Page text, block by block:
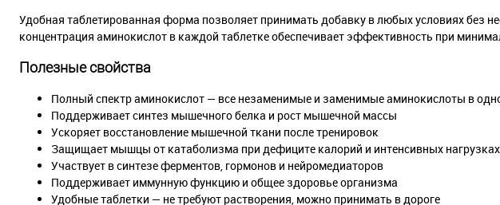
Удобная таблетированная форма позволяет принимать добавку в любых условиях без
концентрация аминокислот в каждой таблетке обеспечивает эффективность при
Полезные свойства
Полный спектр аминокислот — все незаменимые и заменимые аминокислоты в
Поддерживает синтез мышечного белка и рост мышечной массы
Ускоряет восстановление мышечной ткани после тренировок
Защищает мышцы от катаболизма при дефиците калорий и интенсивных нагрузках
Участвует в синтезе ферментов, гормонов и нейромедиаторов
Поддерживает иммунную функцию и общее здоровье организма
Удобные таблетки — не требуют растворения, можно принимать в дороге